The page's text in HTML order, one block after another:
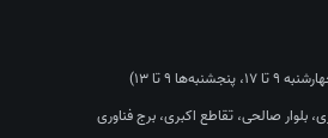
۹ تا ۱۳)
بلوار صالحی، تقاطع اکبری، برج فناوری